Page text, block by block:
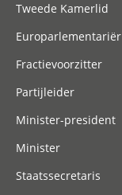
Tweede Kamerlid
Europarlementariër
Fractievoorzitter
Partijleider
Minister-president
Minister
Staatssecretaris